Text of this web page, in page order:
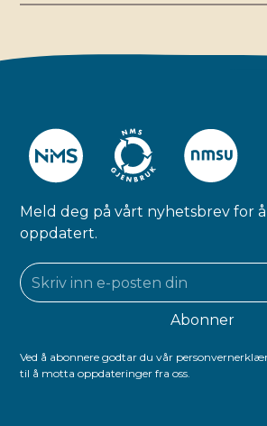
Meld deg på vårt nyhetsbrev for
oppdatert.
Ved å abonnere godtar du vår
til å motta oppdateringer fra oss.